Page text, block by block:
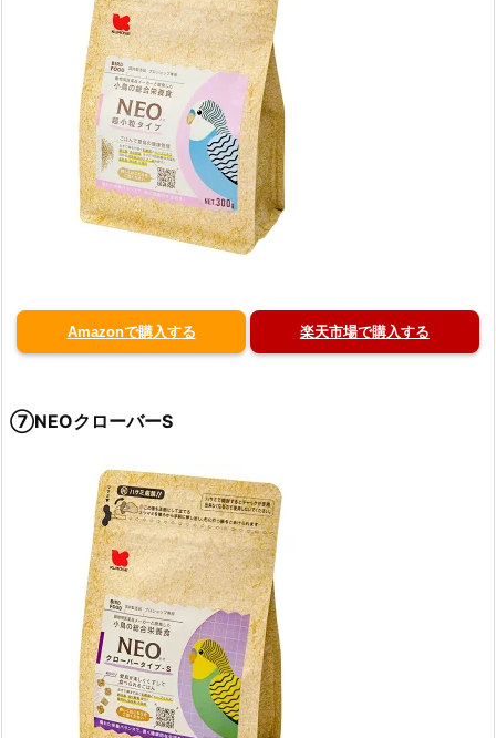
Amazonで購入する 楽天市場で購入する
⑦NEOクローバーS